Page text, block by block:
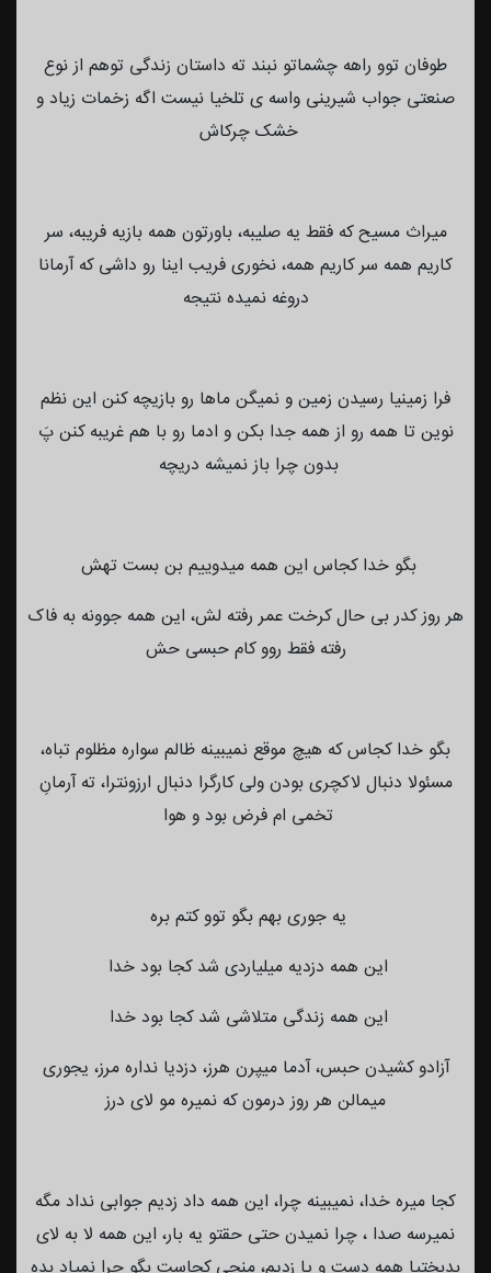
طوفان توو راهه چشماتو نبند ته داستان زندگی توهم از نوع
صنعتی جواب شیرینی واسه ی تلخیا نیست اگه زخمات زیاد و
خشک چرکاش
میراث مسیح که فقط یه صلیبه، باورتون همه بازیه فریبه، سر
کاریم همه سر کاریم همه، نخوری فریب اینا رو داشی که آرمانا
دروغه نمیده نتیجه
فرا زمینیا رسیدن زمین و نمیگن ماها رو بازیچه کنن این نظم
نوین تا همه رو از همه جدا بکن و ادما رو با هم غریبه کنن پَ
بدون چرا باز نمیشه دریچه
بگو خدا کجاس این همه میدوییم بن بست تهش
هر روز کدر بی حال کرخت عمر رفته لش، این همه جوونه به فاک
رفته فقط روو کام حبسی حش
بگو خدا کجاس که هیچ موقع نمیبینه ظالم سواره مظلوم تباه،
مسئولا دنبال لاکچری بودن ولی کارگرا دنبال ارزونترا، ته آرمانِ
تخمی ام فرض بود و هوا
یه جوری بهم بگو توو کتم بره
این همه دزدیه میلیاردی شد کجا بود خدا
این همه زندگی متلاشی شد کجا بود خدا
آزادو کشیدن حبس، آدما میپرن هرز، دزدیا نداره مرز، یجوری
میمالن هر روز درمون که نمیره مو لای درز
کجا میره خدا، نمیبینه چرا، این همه داد زدیم جوابی نداد مگه
نمیرسه صدا ، چرا نمیدن حتی حقتو یه بار، این همه لا به لای
بدبختیا همه دست و پا زدیم، منجی کجاست بگو چرا نمیاد بده